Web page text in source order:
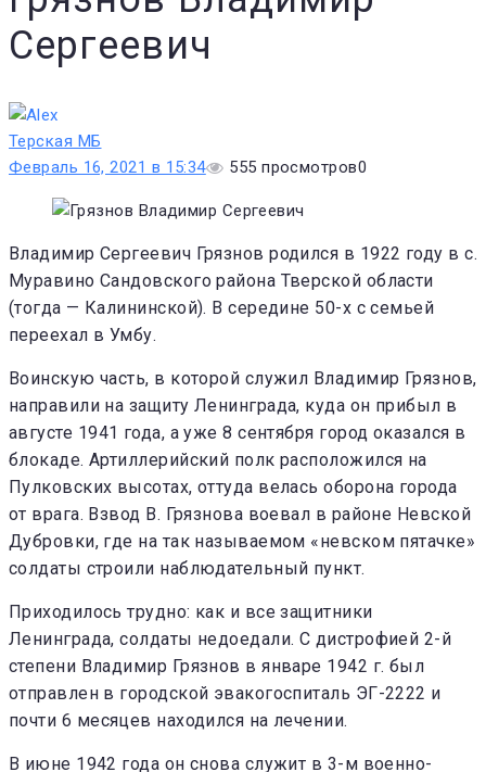
Сергеевич
Терская МБ
Февраль 16, 2021 в 15:34
555 просмотров0
Владимир Сергеевич Грязнов родился в 1922 году в с.
Муравино Сандовского района Тверской обла­сти
(тогда — Калининской). В середине 50-х с семьей
переехал в Умбу.
Воинскую часть, в которой слу­жил Владимир Грязнов,
направили на защиту Ленинграда, куда он при­был в
августе 1941 года, а уже 8 сентября город оказался в
блока­де. Артиллерийский полк располо­жился на
Пулковских высотах, от­туда велась оборона города
от врага. Взвод В. Грязнова воевал в районе Невской
Дубровки, где на так называемом «невском пятач­ке»
солдаты строили наблюдатель­ный пункт.
При­ходилось трудно: как и все защит­ники
Ленинграда, солдаты недоеда­ли. С дистрофией 2-й
степени Вла­димир Грязнов в январе 1942 г. был
отправлен в городской эвакогоспи­таль ЭГ-2222 и
почти 6 месяцев на­ходился на лечении.
В июне 1942 года он снова слу­жит в 3-м военно-